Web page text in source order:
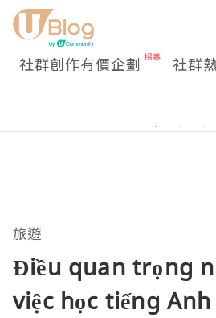
社群創作有價企劃 社群
旅遊
Điều quan trọng
việc học tiếng